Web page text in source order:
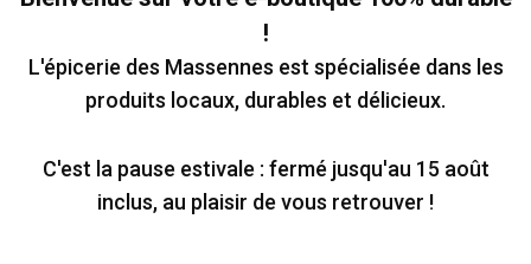
!
L'épicerie des Massennes est spécialisée dans les
produits locaux, durables et délicieux.
C'est la pause estivale : fermé jusqu'au 15 août
inclus, au plaisir de vous retrouver !